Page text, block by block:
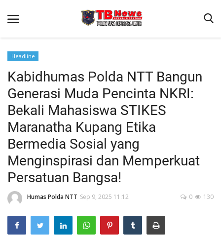
Beranda
Binkam
Terms & Conditions
Reskrim
Lantas
Polisi Kita
Mitra Polisi
Giat Ops
Link Polda NTT
Headline
Kabidhumas Polda NTT Bangun
Generasi Muda Pencinta NKRI:
Bekali Mahasiswa STIKES
Maranatha Kupang Etika
Bermedia Sosial yang
Menginspirasi dan Memperkuat
Persatuan Bangsa!
Humas Polda NTT Sep 9, 2025 11:12 130
0